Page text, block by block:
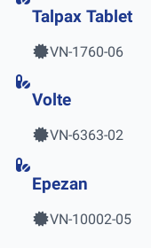
Talpax Tablet
VN-1760-06
Volte
VN-6363-02
Epezan
VN-10002-05